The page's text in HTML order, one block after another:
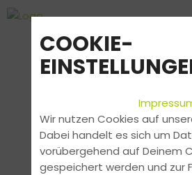
COOKIE-
Wir nutzen Cookies auf
Dabei handelt es sich um
vorübergehend auf Deinem
gespeichert werden und zur